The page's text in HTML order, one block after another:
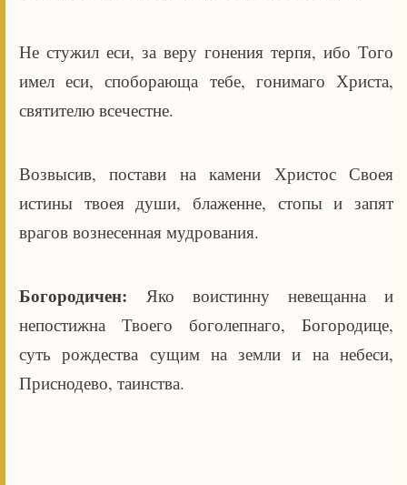
Не стужил еси, за веру гонения терпя, ибо Того
имел еси, споборающа тебе, гонимаго Христа,
святителю всечестне.
Возвысив, постави на камени Христос Своея
истины твоея души, блаженне, стопы и запят
врагов вознесенная мудрования.
Богородичен: Яко воистинну невещанна и
непостижна Твоего боголепнаго, Богородице,
суть рождества сущим на земли и на небеси,
Приснодево, таинства.